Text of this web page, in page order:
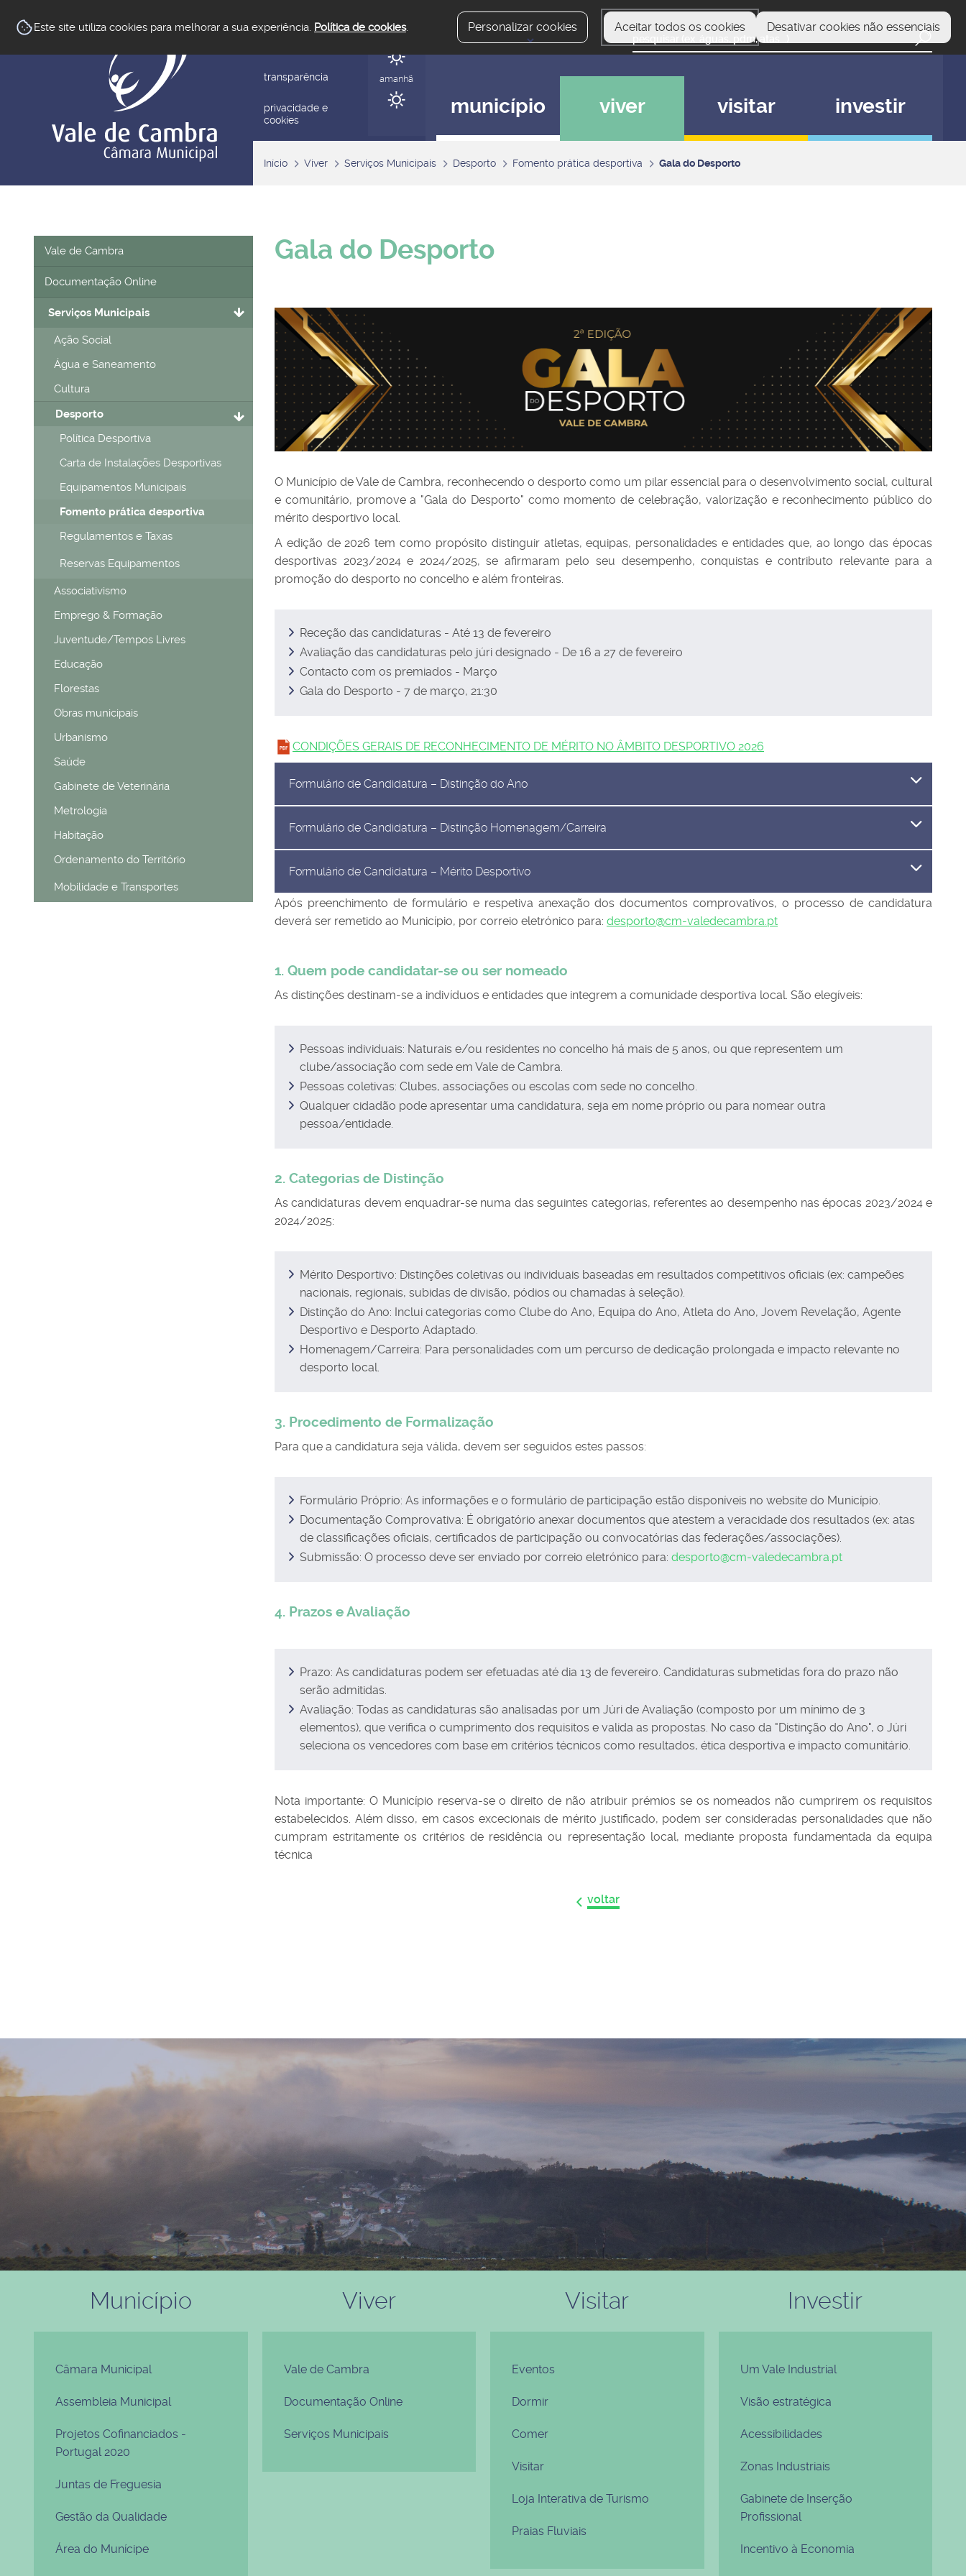
Este site utiliza cookies para melhorar a sua experiência. Política de cookies. Personalizar cookies Aceitar todos os cookies Desativar cookies não essenciais
transparência
privacidade e
cookies
hoje
amanhã
município viver visitar investir
Início Viver Serviços Municipais Desporto Fomento prática desportiva Gala do Desporto
Vale de Cambra
Documentação Online
Serviços Municipais
Ação Social
Água e Saneamento
Cultura
Desporto
Política Desportiva
Carta de Instalações Desportivas
Equipamentos Municipais
Fomento prática desportiva
Regulamentos e Taxas
Reservas Equipamentos
Associativismo
Emprego & Formação
Juventude/Tempos Livres
Educação
Florestas
Obras municipais
Urbanismo
Saúde
Gabinete de Veterinária
Metrologia
Habitação
Ordenamento do Território
Mobilidade e Transportes
Gala do Desporto
O Município de Vale de Cambra, reconhecendo o desporto como um pilar essencial para o desenvolvimento social, cultural
e comunitário, promove a "Gala do Desporto" como momento de celebração, valorização e reconhecimento público do
mérito desportivo local.
A edição de 2026 tem como propósito distinguir atletas, equipas, personalidades e entidades que, ao longo das épocas
desportivas 2023/2024 e 2024/2025, se afirmaram pelo seu desempenho, conquistas e contributo relevante para a
promoção do desporto no concelho e além fronteiras.
Receção das candidaturas - Até 13 de fevereiro
Avaliação das candidaturas pelo júri designado - De 16 a 27 de fevereiro
Contacto com os premiados - Março
Gala do Desporto - 7 de março, 21:30
CONDIÇÕES GERAIS DE RECONHECIMENTO DE MÉRITO NO ÂMBITO DESPORTIVO 2026
Formulário de Candidatura – Distinção do Ano
Formulário de Candidatura – Distinção Homenagem/Carreira
Formulário de Candidatura – Mérito Desportivo
Após preenchimento de formulário e respetiva anexação dos documentos comprovativos, o processo de candidatura
deverá ser remetido ao Município, por correio eletrónico para: desporto@cm-valedecambra.pt
1. Quem pode candidatar-se ou ser nomeado
As distinções destinam-se a indivíduos e entidades que integrem a comunidade desportiva local. São elegíveis:
Pessoas individuais: Naturais e/ou residentes no concelho há mais de 5 anos, ou que representem um
clube/associação com sede em Vale de Cambra.
Pessoas coletivas: Clubes, associações ou escolas com sede no concelho.
Qualquer cidadão pode apresentar uma candidatura, seja em nome próprio ou para nomear outra
pessoa/entidade.
2. Categorias de Distinção
As candidaturas devem enquadrar-se numa das seguintes categorias, referentes ao desempenho nas épocas 2023/2024 e
2024/2025:
Mérito Desportivo: Distinções coletivas ou individuais baseadas em resultados competitivos oficiais (ex: campeões
nacionais, regionais, subidas de divisão, pódios ou chamadas à seleção).
Distinção do Ano: Inclui categorias como Clube do Ano, Equipa do Ano, Atleta do Ano, Jovem Revelação, Agente
Desportivo e Desporto Adaptado.
Homenagem/Carreira: Para personalidades com um percurso de dedicação prolongada e impacto relevante no
desporto local.
3. Procedimento de Formalização
Para que a candidatura seja válida, devem ser seguidos estes passos:
Formulário Próprio: As informações e o formulário de participação estão disponíveis no website do Município.
Documentação Comprovativa: É obrigatório anexar documentos que atestem a veracidade dos resultados (ex: atas
de classificações oficiais, certificados de participação ou convocatórias das federações/associações).
Submissão: O processo deve ser enviado por correio eletrónico para: desporto@cm-valedecambra.pt
4. Prazos e Avaliação
Prazo: As candidaturas podem ser efetuadas até dia 13 de fevereiro. Candidaturas submetidas fora do prazo não
serão admitidas.
Avaliação: Todas as candidaturas são analisadas por um Júri de Avaliação (composto por um mínimo de 3
elementos), que verifica o cumprimento dos requisitos e valida as propostas. No caso da "Distinção do Ano", o Júri
seleciona os vencedores com base em critérios técnicos como resultados, ética desportiva e impacto comunitário.
Nota importante: O Município reserva-se o direito de não atribuir prémios se os nomeados não cumprirem os requisitos
estabelecidos. Além disso, em casos excecionais de mérito justificado, podem ser consideradas personalidades que não
cumpram estritamente os critérios de residência ou representação local, mediante proposta fundamentada da equipa
técnica
voltar
Município
Câmara Municipal
Assembleia Municipal
Projetos Cofinanciados -
Portugal 2020
Juntas de Freguesia
Gestão da Qualidade
Área do Munícipe
Viver
Vale de Cambra
Documentação Online
Serviços Municipais
Visitar
Eventos
Dormir
Comer
Visitar
Loja Interativa de Turismo
Praias Fluviais
Investir
Um Vale Industrial
Visão estratégica
Acessibilidades
Zonas Industriais
Gabinete de Inserção
Profissional
Incentivo à Economia